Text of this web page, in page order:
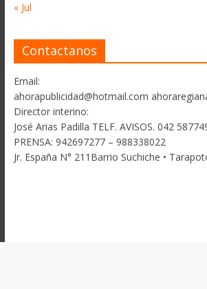
« Jul
Contactanos
Email:
ahorapublicidad@hotmail.com
Director interino:
José Arias Padilla TELF. AVISOS. 042
PRENSA: 942697277 – 988338022
Jr. España N° 211Barrio Suchiche •